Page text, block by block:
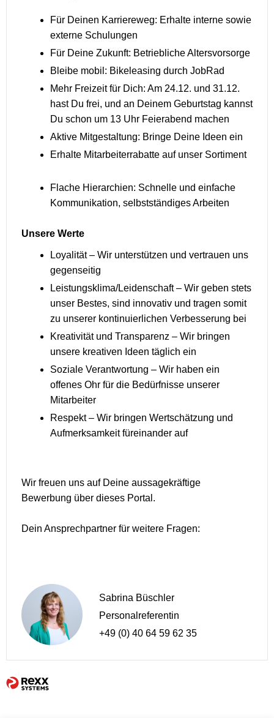
Für Deinen Karriereweg: Erhalte interne sowie
externe Schulungen
Für Deine Zukunft: Betriebliche Altersvorsorge
Bleibe mobil: Bikeleasing durch JobRad
Mehr Freizeit für Dich: Am 24.12. und 31.12.
hast Du frei, und an Deinem Geburtstag kannst
Du schon um 13 Uhr Feierabend machen
Aktive Mitgestaltung: Bringe Deine Ideen ein
Erhalte Mitarbeiterrabatte auf unser Sortiment
Flache Hierarchien: Schnelle und einfache
Kommunikation, selbstständiges Arbeiten
Unsere Werte
Loyalität – Wir unterstützen und vertrauen uns
gegenseitig
Leistungsklima/Leidenschaft – Wir geben stets
unser Bestes, sind innovativ und tragen somit
zu unserer kontinuierlichen Verbesserung bei
Kreativität und Transparenz – Wir bringen
unsere kreativen Ideen täglich ein
Soziale Verantwortung – Wir haben ein
offenes Ohr für die Bedürfnisse unserer
Mitarbeiter
Respekt – Wir bringen Wertschätzung und
Aufmerksamkeit füreinander auf
Wir freuen uns auf Deine aussagekräftige
Bewerbung über dieses Portal.
Dein Ansprechpartner für weitere Fragen:
Sabrina Büschler
Personalreferentin
+49 (0) 40 64 59 62 35